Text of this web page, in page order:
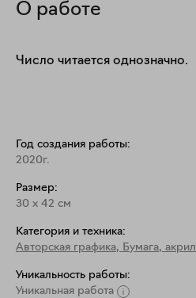
О работе
Число читается однозначно.
Год создания работы:
2020г.
Размер:
30 x 42 см
Категория и техника:
Авторская графика, Бумага, акрил
Уникальность работы:
Уникальная работа